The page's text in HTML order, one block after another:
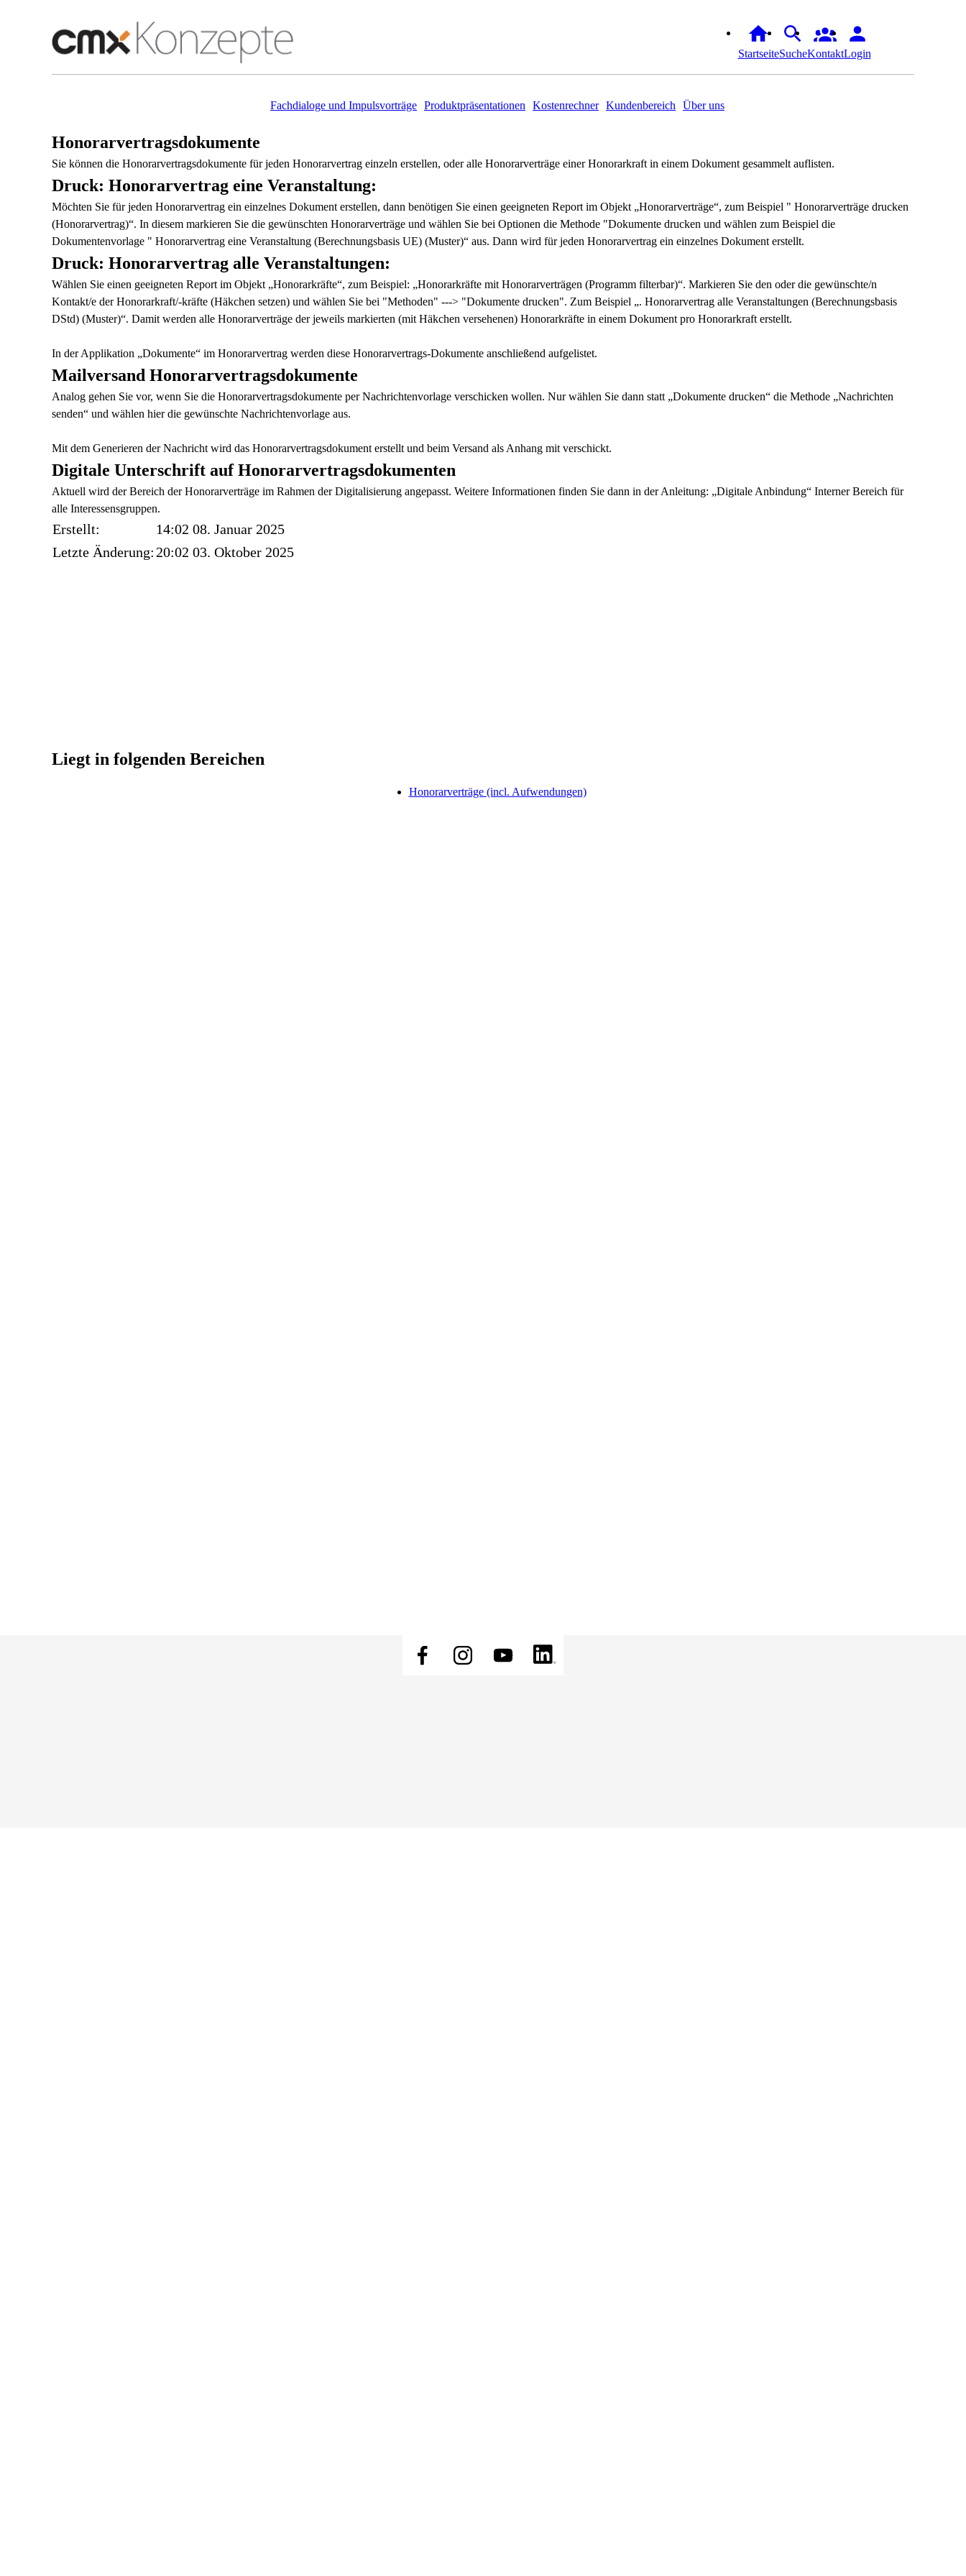
StartseiteSucheKontaktLogin
Fachdialoge und Impulsvorträge Produktpräsentationen Kostenrechner Kundenbereich Über uns
Honorarvertragsdokumente
Sie können die Honorarvertragsdokumente für jeden Honorarvertrag einzeln erstellen, oder alle Honorarverträge einer Honorarkraft in einem Dokument gesammelt auflisten.
Druck: Honorarvertrag eine Veranstaltung:
Möchten Sie für jeden Honorarvertrag ein einzelnes Dokument erstellen, dann benötigen Sie einen geeigneten Report im Objekt „Honorarverträge“, zum Beispiel " Honorarverträge drucken
(Honorarvertrag)“. In diesem markieren Sie die gewünschten Honorarverträge und wählen Sie bei Optionen die Methode "Dokumente drucken und wählen zum Beispiel die
Dokumentenvorlage " Honorarvertrag eine Veranstaltung (Berechnungsbasis UE) (Muster)“ aus. Dann wird für jeden Honorarvertrag ein einzelnes Dokument erstellt.
Druck: Honorarvertrag alle Veranstaltungen:
Wählen Sie einen geeigneten Report im Objekt „Honorarkräfte“, zum Beispiel: „Honorarkräfte mit Honorarverträgen (Programm filterbar)“. Markieren Sie den oder die gewünschte/n
Kontakt/e der Honorarkraft/-kräfte (Häkchen setzen) und wählen Sie bei "Methoden" ---> "Dokumente drucken". Zum Beispiel „. Honorarvertrag alle Veranstaltungen (Berechnungsbasis
DStd) (Muster)“. Damit werden alle Honorarverträge der jeweils markierten (mit Häkchen versehenen) Honorarkräfte in einem Dokument pro Honorarkraft erstellt.
In der Applikation „Dokumente“ im Honorarvertrag werden diese Honorarvertrags-Dokumente anschließend aufgelistet.
Mailversand Honorarvertragsdokumente
Analog gehen Sie vor, wenn Sie die Honorarvertragsdokumente per Nachrichtenvorlage verschicken wollen. Nur wählen Sie dann statt „Dokumente drucken“ die Methode „Nachrichten
senden“ und wählen hier die gewünschte Nachrichtenvorlage aus.
Mit dem Generieren der Nachricht wird das Honorarvertragsdokument erstellt und beim Versand als Anhang mit verschickt.
Digitale Unterschrift auf Honorarvertragsdokumenten
Aktuell wird der Bereich der Honorarverträge im Rahmen der Digitalisierung angepasst. Weitere Informationen finden Sie dann in der Anleitung: „Digitale Anbindung“ Interner Bereich für
alle Interessensgruppen.
Erstellt:
14:02 08. Januar 2025
Letzte Änderung: 20:02 03. Oktober 2025
Liegt in folgenden Bereichen
Honorarverträge (incl. Aufwendungen)